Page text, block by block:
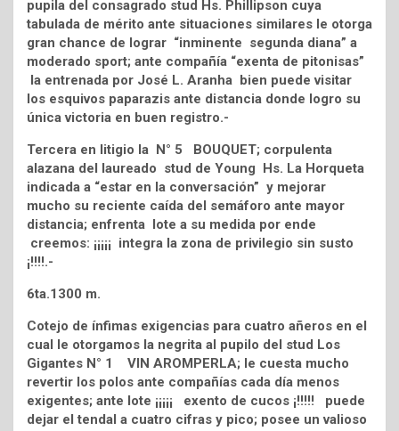
pupila del consagrado stud Hs. Phillipson cuya
tabulada de mérito ante situaciones similares le otorga
gran chance de lograr “inminente segunda diana” a
moderado sport; ante compañía “exenta de pitonisas”
la entrenada por José L. Aranha bien puede visitar
los esquivos paparazis ante distancia donde logro su
única victoria en buen registro.-
Tercera en litigio la N° 5 BOUQUET; corpulenta
alazana del laureado stud de Young Hs. La Horqueta
indicada a “estar en la conversación” y mejorar
mucho su reciente caída del semáforo ante mayor
distancia; enfrenta lote a su medida por ende
creemos: ¡¡¡¡¡ integra la zona de privilegio sin susto
¡!!!!.-
6ta.1300 m.
Cotejo de ínfimas exigencias para cuatro añeros en el
cual le otorgamos la negrita al pupilo del stud Los
Gigantes N° 1 VIN AROMPERLA; le cuesta mucho
revertir los polos ante compañías cada día menos
exigentes; ante lote ¡¡¡¡¡ exento de cucos ¡!!!!! puede
dejar el tendal a cuatro cifras y pico; posee un valioso